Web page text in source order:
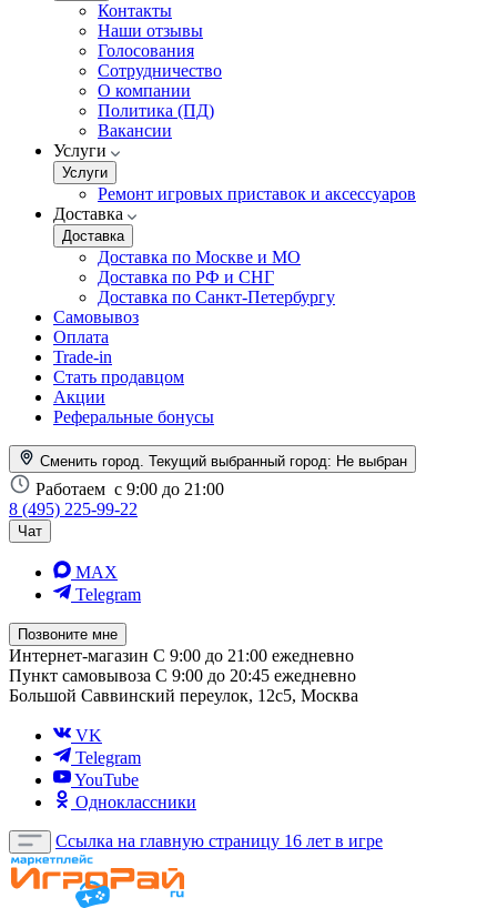
Контакты
Наши отзывы
Голосования
Сотрудничество
О компании
Политика (ПД)
Вакансии
Услуги
Услуги
Ремонт игровых приставок и аксессуаров
Доставка
Доставка
Доставка по Москве и МО
Доставка по РФ и СНГ
Доставка по Санкт-Петербургу
Самовывоз
Оплата
Trade-in
Стать продавцом
Акции
Реферальные бонусы
Сменить город. Текущий выбранный город: Не выбран
Работаем с 9:00 до 21:00
8 (495) 225-99-22
Чат
MAX
Telegram
Позвоните мне
Интернет-магазин С 9:00 до 21:00 ежедневно
Пункт самовывоза С 9:00 до 20:45 ежедневно
Большой Саввинский переулок, 12с5, Москва
VK
Telegram
YouTube
Одноклассники
Ссылка на главную страницу 16 лет в игре